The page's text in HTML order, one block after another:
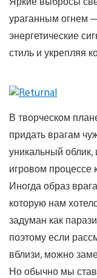
ураганным огнем
энергетические
стиль и укрепляя
В творческом
придать врагам
уникальный облик,
игровом процессе
Иногда образ
которую нам
задуман как
поэтому если
вблизи, можно
Но обычно мы